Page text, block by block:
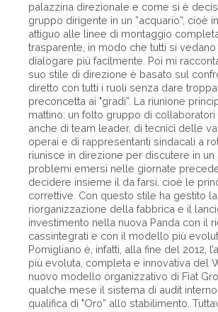
palazzina direzionale e come si è
gruppo dirigente in un ”acquario”, cioè
attiguo alle linee di montaggio
trasparente, in modo che tutti si
dialogare più facilmente. Poi mi
suo stile di direzione è basato sul
diretto con tutti i ruoli senza dare
preconcetta ai "gradi”. La riunione
mattino: un folto gruppo di collaboratori
anche di team leader, di tecnici delle
operai e di rappresentanti sindacali a
riunisce in direzione per discutere in
problemi emersi nelle giornate
decidere insieme il da farsi, cioè le
correttive. Con questo stile ha gestito
riorganizzazione della fabbrica e il
investimento nella nuova Panda con il
cassintegrati e con il modello più
Pomigliano è, infatti, alla fine del 2012,
più evoluta, completa e innovativa del
nuovo modello organizzativo di Fiat
qualche mese il sistema di audit
qualifica di "Oro” allo stabilimento.